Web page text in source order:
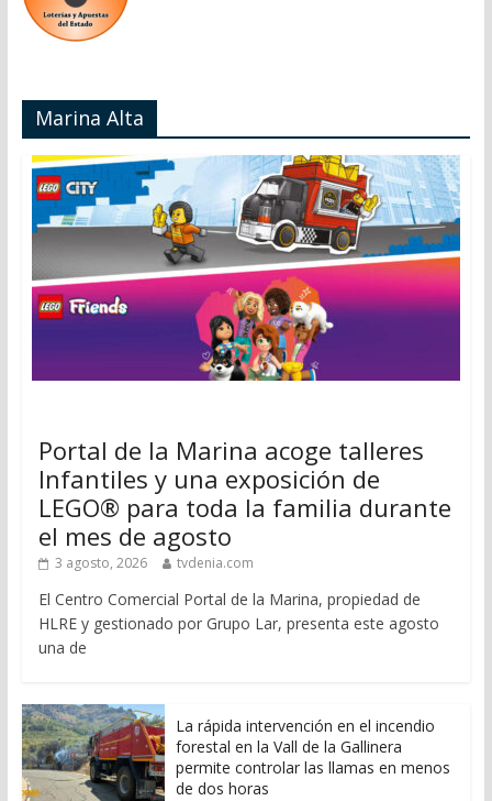
Marina Alta
Portal de la Marina acoge talleres
Infantiles y una exposición de
LEGO® para toda la familia durante
el mes de agosto
3 agosto, 2026 tvdenia.com
El Centro Comercial Portal de la Marina, propiedad de
HLRE y gestionado por Grupo Lar, presenta este agosto
una de
La rápida intervención en el incendio
forestal en la Vall de la Gallinera
permite controlar las llamas en menos
de dos horas